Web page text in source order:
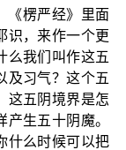
《楞严经》里面
识，来作一个更
么我们叫作这五
及习气？这个五
这五阴境界是怎
生五十阴魔。
什么时候可以把